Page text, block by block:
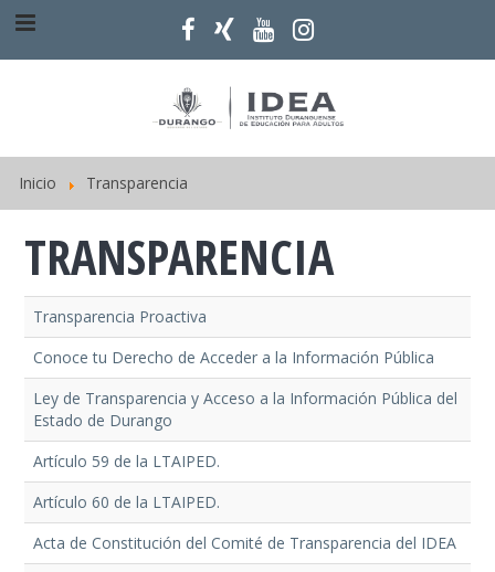
Inicio Transparencia
TRANSPARENCIA
Transparencia Proactiva
Conoce tu Derecho de Acceder a la Información Pública
Ley de Transparencia y Acceso a la Información Pública del
Estado de Durango
Artículo 59 de la LTAIPED.
Artículo 60 de la LTAIPED.
Acta de Constitución del Comité de Transparencia del IDEA